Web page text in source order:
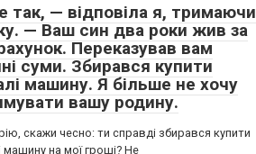
так, — відповіла я, тримаючи
— Ваш син два роки жив за
Переказував вам
суми. Збирався купити
машину. Я більше не хочу
вашу родину.
скажи чесно: ти справді збирався купити
машину на мої гроші? Не